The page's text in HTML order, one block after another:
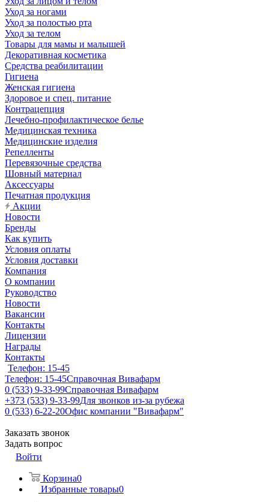
Уход за ногами
Уход за полостью рта
Уход за телом
Товары для мамы и малышей
Декоративная косметика
Средства реабилитации
Гигиена
Женская гигиена
Здоровое и спец. питание
Контрацепция
Лечебно-профилактическое белье
Медицинская техника
Медицинские изделия
Репелленты
Перевязочные средства
Шовный материал
Аксессуары
Печатная продукция
Акции
Новости
Бренды
Как купить
Условия оплаты
Условия доставки
Компания
О компании
Руководство
Новости
Вакансии
Контакты
Лицензии
Награды
Контакты
Телефон: 15-45
Телефон: 15-45Справочная Вивафарм
0 (533) 9-33-99Справочная Вивафарм
+373 (533) 9-33-99Для звонков из-за рубежа
0 (533) 6-22-20Офис компании "Вивафарм"
Заказать звонок
Задать вопрос
Войти
Корзина0
Избранные товары0